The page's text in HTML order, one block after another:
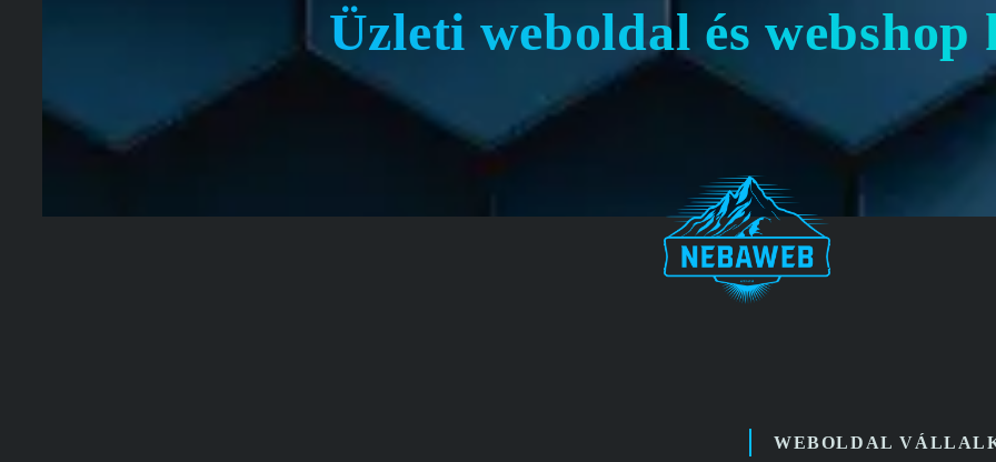
Üzleti weboldal és webshop
WEBOLDAL